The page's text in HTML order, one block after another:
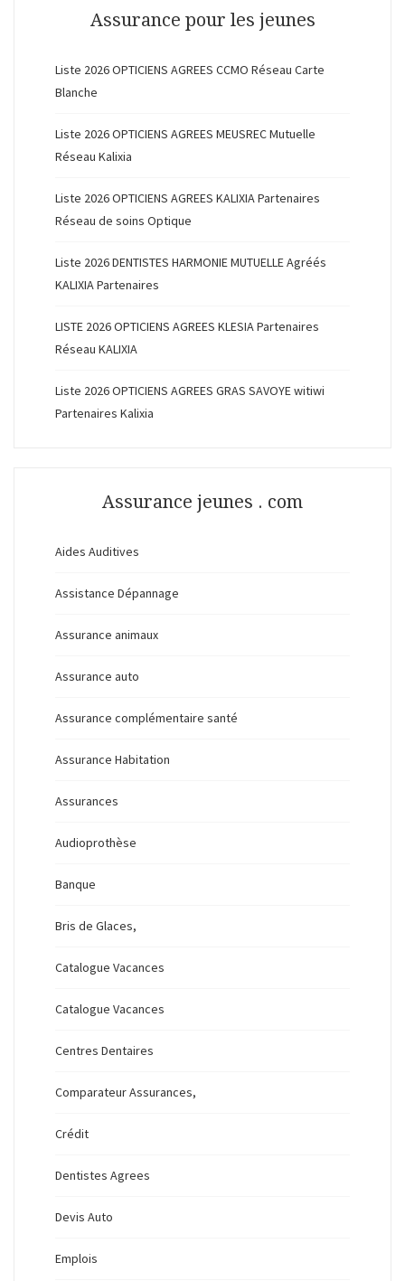
Assurance pour les jeunes
Liste 2026 OPTICIENS AGREES CCMO Réseau Carte
Blanche
Liste 2026 OPTICIENS AGREES MEUSREC Mutuelle
Réseau Kalixia
Liste 2026 OPTICIENS AGREES KALIXIA Partenaires
Réseau de soins Optique
Liste 2026 DENTISTES HARMONIE MUTUELLE Agréés
KALIXIA Partenaires
LISTE 2026 OPTICIENS AGREES KLESIA Partenaires
Réseau KALIXIA
Liste 2026 OPTICIENS AGREES GRAS SAVOYE witiwi
Partenaires Kalixia
Assurance jeunes . com
Aides Auditives
Assistance Dépannage
Assurance animaux
Assurance auto
Assurance complémentaire santé
Assurance Habitation
Assurances
Audioprothèse
Banque
Bris de Glaces,
Catalogue Vacances
Catalogue Vacances
Centres Dentaires
Comparateur Assurances,
Crédit
Dentistes Agrees
Devis Auto
Emplois